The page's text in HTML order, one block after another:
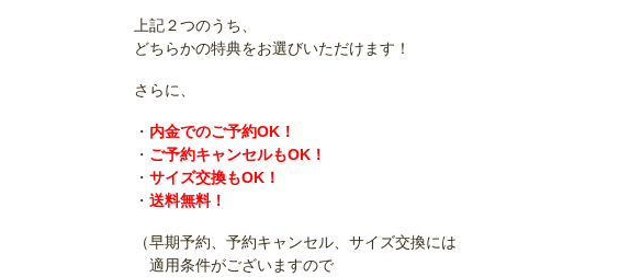
上記２つのうち、
どちらかの特典をお選びいただけます！
さらに、
・ 内金でのご予約OK！
・ ご予約キャンセルもOK！
・ サイズ交換もOK！
・ 送料無料！
（早期予約、予約キャンセル、サイズ交換には
適用条件がございますので